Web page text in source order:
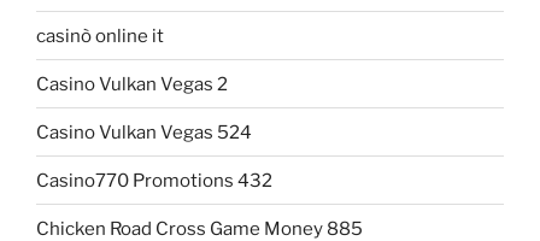
casinò online it
Casino Vulkan Vegas 2
Casino Vulkan Vegas 524
Casino770 Promotions 432
Chicken Road Cross Game Money 885